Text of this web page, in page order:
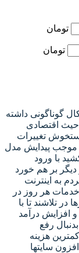
تومان
تومان
گوناگونی داشته
اقتصادی
تغییرات
پیدایش مدل
با ورود
دیگر بر هم خورد
به اینترنت
هر روز در
تلاشند تا با
افزایش درآمد
رفع
هزینه
سایتها